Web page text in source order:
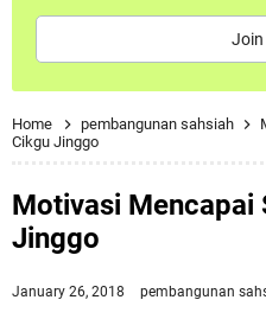
Join
Home pembangunan sahsiah
Cikgu Jinggo
Motivasi Mencapai
Jinggo
January 26, 2018 pembangunan